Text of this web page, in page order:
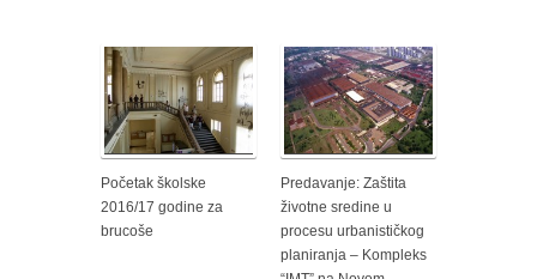
Početak školske
2016/17 godine za
brucoše
Predavanje: Zaštita
životne sredine u
procesu urbanističkog
planiranja – Kompleks